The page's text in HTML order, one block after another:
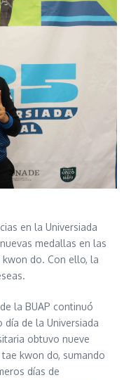
en la Universiada
medallas en las
do. Con ello, la
la BUAP continuó
de la Universiada
obtuvo nueve
kwon do, sumando
días de